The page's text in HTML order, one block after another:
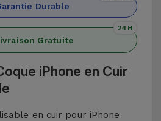
Durable
Gratuite
24H
iPhone en Cuir
en cuir pour iPhone